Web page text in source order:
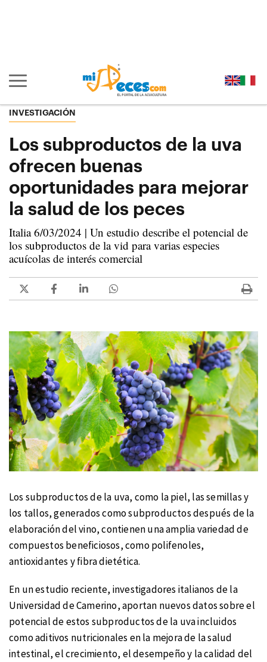
Mostrar/ocultar navegación principal
INVESTIGACIÓN
Los subproductos de la uva
ofrecen buenas
oportunidades para mejorar
la salud de los peces
Italia 6/03/2024 | Un estudio describe el potencial de
los subproductos de la vid para varias especies
acuícolas de interés comercial
Los subproductos de la uva, como la piel, las semillas y
los tallos, generados como subproductos después de la
elaboración del vino, contienen una amplia variedad de
compuestos beneficiosos, como polifenoles,
antioxidantes y fibra dietética.
En un estudio reciente, investigadores italianos de la
Universidad de Camerino, aportan nuevos datos sobre el
potencial de estos subproductos de la uva incluidos
como aditivos nutricionales en la mejora de la salud
intestinal, el crecimiento, el desempeño y la calidad del